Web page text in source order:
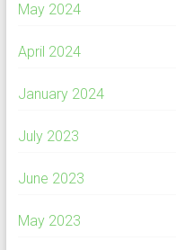
May 2024
April 2024
January 2024
July 2023
June 2023
May 2023